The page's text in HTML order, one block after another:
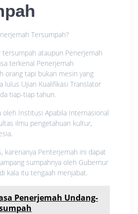
Tersumpah?
tersumpah ataupun Penerjemah
terkenal Penerjemah
orang tapi bukan mesin yang
lulus Ujian Kualifikasi Translator
tiap-tiap tahun.
oleh Institusi Apabila Internasional
ilmu pengetahuan kultur,
karenanya Penterjemah ini dapat
sumpahnya oleh Gubernur
kala itu tengaah menjabat.
Penerjemah Undang-